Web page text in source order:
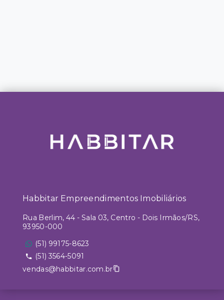
Habbitar Empreendimentos Imobiliários
Rua Berlim, 44 - Sala 03, Centro - Dois Irmãos/RS,
93950-000
(51) 99175-8623
(51) 3564-5091
vendas@habbitar.com.br